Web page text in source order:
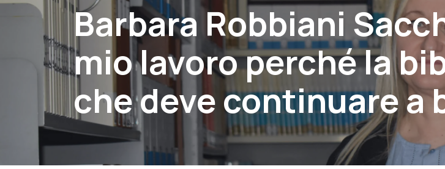
Barbara Robbiani
mio lavoro perché la
che deve continuare a